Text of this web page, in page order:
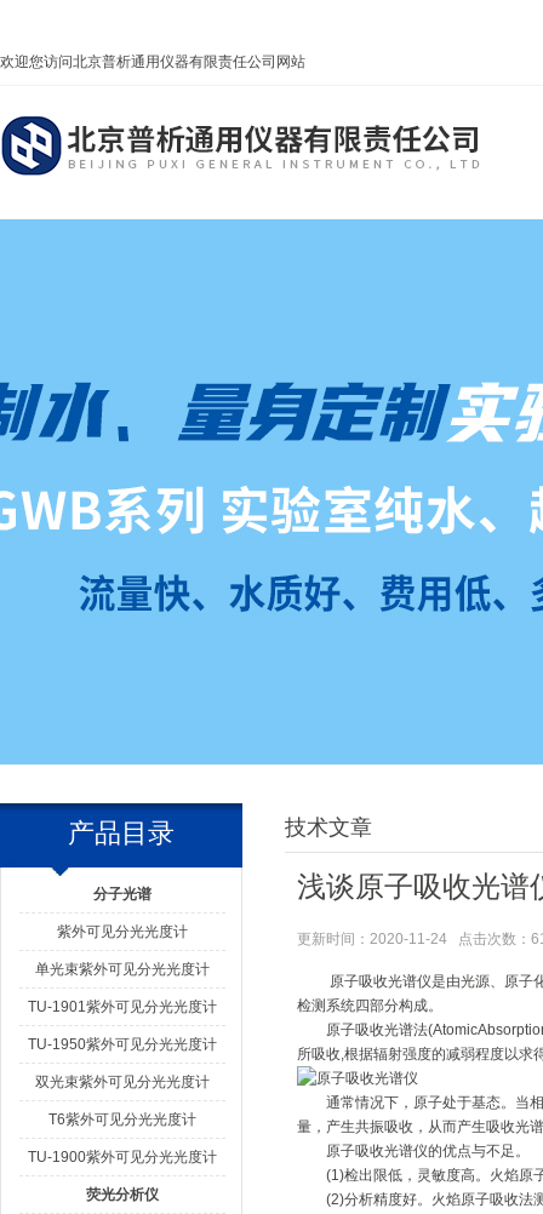
欢迎您访问北京普析通用仪器有限责任公司网站
产品目录
分子光谱
紫外可见分光光度计
单光束紫外可见分光光度计
TU-1901紫外可见分光光度计
TU-1950紫外可见分光光度计
双光束紫外可见分光光度计
T6紫外可见分光光度计
TU-1900紫外可见分光光度计
荧光分析仪
技术文章
浅谈原子吸收光谱
更新时间：2020-11-24 点击次数：
原子吸收光谱仪是由光源、原子化
检测系统四部分构成。
原子吸收光谱法
所吸收,根据辐射强度的减弱程度以求
通常情况下，原子处于基态。当相
量，产生共振吸收，从而产生吸收光
原子吸收光谱仪的优点与不足。
(1)检出限低，灵敏度高。火焰原子
(2)分析精度好。火焰原子吸收法测